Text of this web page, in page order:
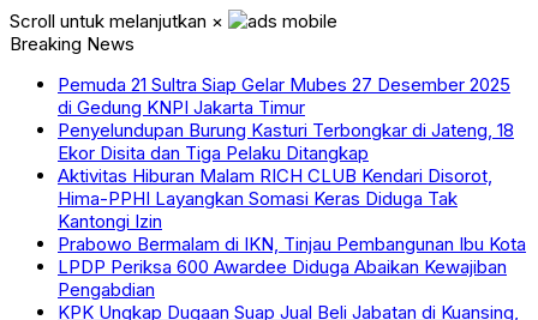
Scroll untuk melanjutkan ×
Breaking News
Pemuda 21 Sultra Siap Gelar Mubes 27 Desember 2025
di Gedung KNPI Jakarta Timur
Penyelundupan Burung Kasturi Terbongkar di Jateng, 18
Ekor Disita dan Tiga Pelaku Ditangkap
Aktivitas Hiburan Malam RICH CLUB Kendari Disorot,
Hima-PPHI Layangkan Somasi Keras Diduga Tak
Kantongi Izin
Prabowo Bermalam di IKN, Tinjau Pembangunan Ibu Kota
LPDP Periksa 600 Awardee Diduga Abaikan Kewajiban
Pengabdian
KPK Ungkap Dugaan Suap Jual Beli Jabatan di Kuansing,